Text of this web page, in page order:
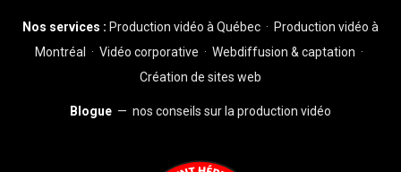
Nos services : Production vidéo à Québec · Production vidéo à
Montréal
· Vidéo corporative · Webdiffusion & captation ·
Création de sites web
Blogue — nos conseils sur la production vidéo